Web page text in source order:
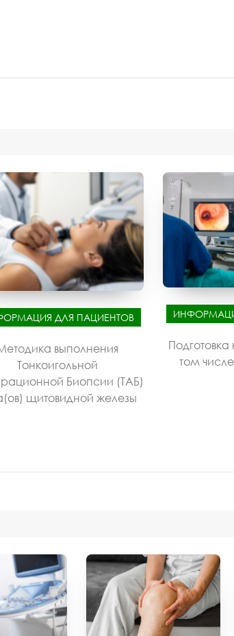
ДЛЯ ПАЦИЕНТОВ
выполнения
Тонкоигольной
Биопсии (ТАБ)
щитовидной железы
том